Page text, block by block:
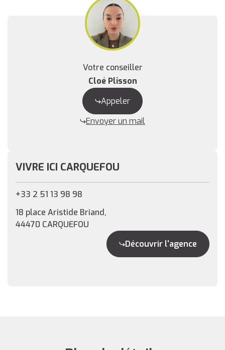
Votre conseiller
Cloé Plisson
Appeler
Envoyer un mail
VIVRE ICI CARQUEFOU
+33 2 51 13 98 98
18 place Aristide Briand,
44470 CARQUEFOU
Découvrir l'agence